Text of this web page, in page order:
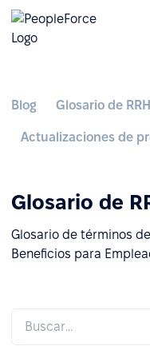
Blog Glosario de
Actualizaciones de
Glosario de
Glosario de términos
Beneficios para